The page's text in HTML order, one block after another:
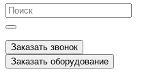
Заказать звонок
Заказать оборудование